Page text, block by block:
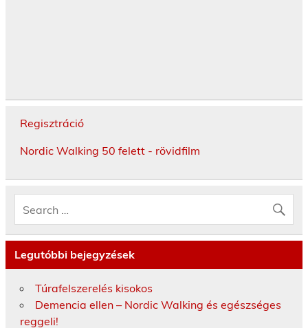
Regisztráció
Nordic Walking 50 felett - rövidfilm
Legutóbbi bejegyzések
Túrafelszerelés kisokos
Demencia ellen – Nordic Walking és egészséges
reggeli!